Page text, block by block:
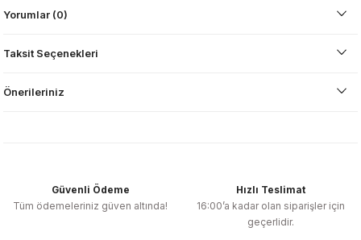
Yorumlar (0)
Taksit Seçenekleri
Önerileriniz
Güvenli Ödeme
Tüm ödemeleriniz güven altında!
Hızlı Teslimat
16:00’a kadar olan siparişler için
geçerlidir.